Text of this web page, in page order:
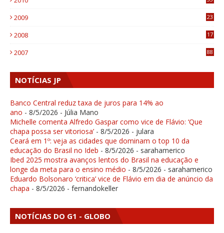
2009
23
2008
17
2007 88
NOTÍCIAS JP
Banco Central reduz taxa de juros para 14% ao
ano - 8/5/2026 - Júlia Mano
Michelle comenta Alfredo Gaspar como vice de Flávio: ‘Que
chapa possa ser vitoriosa’ - 8/5/2026 - julara
Ceará em 1º: veja as cidades que dominam o top 10 da
educação do Brasil no Ideb - 8/5/2026 - sarahamerico
Ibed 2025 mostra avanços lentos do Brasil na educação e
longe da meta para o ensino médio - 8/5/2026 - sarahamerico
Eduardo Bolsonaro ‘critica’ vice de Flávio em dia de anúncio da
chapa - 8/5/2026 - fernandokeller
NOTÍCIAS DO G1 - GLOBO